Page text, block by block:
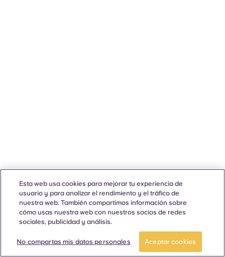
Esta web usa cookies para mejorar tu experiencia de
usuario y para analizar el rendimiento y el tráfico de
nuestra web. También compartimos información sobre
cómo usas nuestra web con nuestros socios de redes
sociales, publicidad y análisis.
No compartas mis datos personales Aceptar cookies